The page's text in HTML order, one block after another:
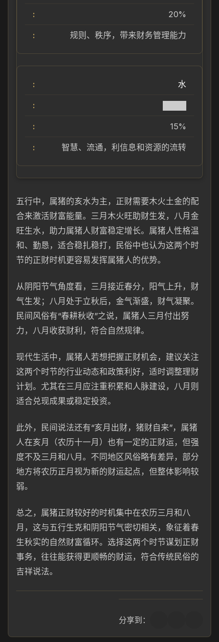
20%
规则、秩序，带来财务管理能力
水
15%
智慧、流通，利信息和资源的流转
五行中，属猪的亥水为主，正财需要木火土金的配
合来激活财富能量。三月木火旺助财生发，八月金
旺生水，助力属猪人财富稳定增长。属猪人性格温
和、勤恳，适合稳扎稳打，民俗中也认为这两个时
节的正财时机更容易发挥属猪人的优势。
从阴阳节气角度看，三月接近春分，阳气上升，财
气生发；八月处于立秋后，金气渐盛，财气凝聚。
民间风俗有“春耕秋收”之说，属猪人三月付出努
力，八月收获财利，符合自然规律。
现代生活中，属猪人若想把握正财机会，建议关注
这两个时节的行业动态和政策利好，适时调整理财
计划。尤其在三月应注重积累和人脉建设，八月则
适合兑现成果或稳定投资。
此外，民间说法还有“亥月出财，猪财自来”，属猪
人在亥月（农历十一月）也有一定的正财运，但强
度不及三月和八月。不同地区风俗略有差异，部分
地方将农历正月视为新的财运起点，但整体影响较
弱。
总之，属猪正财较好的时机集中在农历三月和八
月，这与五行生克和阴阳节气密切相关，象征着春
生秋实的自然财富循环。选择这两个时节谋划正财
事务，往往能获得更顺畅的财运，符合传统民俗的
吉祥说法。
分享到：